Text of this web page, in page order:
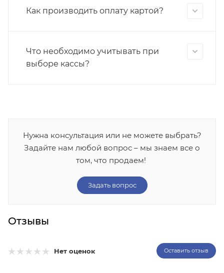
Как производить оплату картой?
Что необходимо учитывать при
выборе кассы?
Нужна консультация или не можете выбрать?
Задайте нам любой вопрос – мы знаем все о
том, что продаем!
Задать вопрос
Отзывы
Нет оценок Оставить отзыв